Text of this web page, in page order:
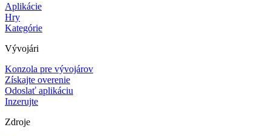
Aplikácie
Hry
Kategórie
Vývojári
Konzola pre vývojárov
Získajte overenie
Odoslať aplikáciu
Inzerujte
Zdroje